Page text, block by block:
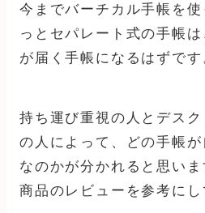
今までバーチカル手帳を
っとセパレート式の手帳
が届く手帳になるはずです
持ち運び重視の人とデス
の人によって、どの手帳
なのかが分かれると思い
商品のレビューを参考にし